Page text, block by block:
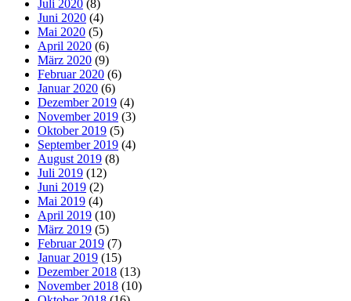
Juli 2020 (8)
Juni 2020 (4)
Mai 2020 (5)
April 2020 (6)
März 2020 (9)
Februar 2020 (6)
Januar 2020 (6)
Dezember 2019 (4)
November 2019 (3)
Oktober 2019 (5)
September 2019 (4)
August 2019 (8)
Juli 2019 (12)
Juni 2019 (2)
Mai 2019 (4)
April 2019 (10)
März 2019 (5)
Februar 2019 (7)
Januar 2019 (15)
Dezember 2018 (13)
November 2018 (10)